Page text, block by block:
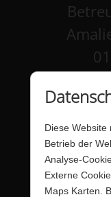
Diese Website
Betrieb der
Analyse-
Externe
Maps Karten.